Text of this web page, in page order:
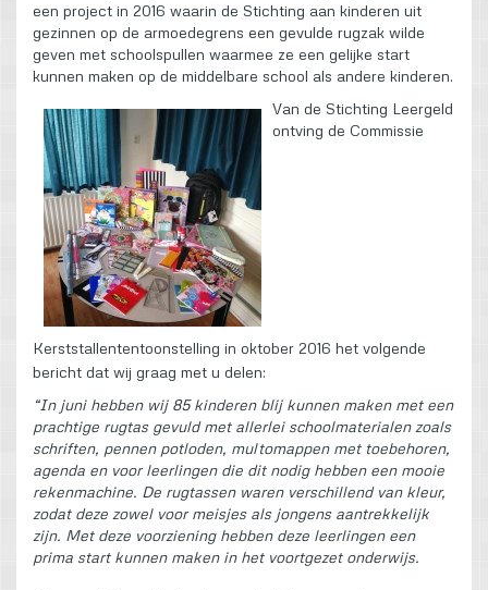
een project in 2016 waarin de Stichting aan kinderen uit
gezinnen op de armoedegrens een gevulde rugzak wilde
geven met schoolspullen waarmee ze een gelijke start
kunnen maken op de middelbare school als andere kinderen.
Van de Stichting Leergeld
ontving de Commissie
Kerststallententoonstelling in oktober 2016 het volgende
bericht dat wij graag met u delen:
“In juni hebben wij 85 kinderen blij kunnen maken met een
prachtige rugtas gevuld met allerlei schoolmaterialen zoals
schriften, pennen potloden, multomappen met toebehoren,
agenda en voor leerlingen die dit nodig hebben een mooie
rekenmachine. De rugtassen waren verschillend van kleur,
zodat deze zowel voor meisjes als jongens aantrekkelijk
zijn. Met deze voorziening hebben deze leerlingen een
prima start kunnen maken in het voortgezet onderwijs.